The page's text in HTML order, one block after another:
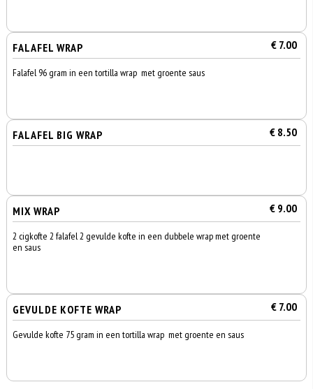
FALAFEL WRAP € 7.00
Falafel 96 gram in een tortilla wrap met groente saus
FALAFEL BIG WRAP € 8.50
MIX WRAP € 9.00
2 cigkofte 2 falafel 2 gevulde kofte in een dubbele wrap met groente
en saus
GEVULDE KOFTE WRAP € 7.00
Gevulde kofte 75 gram in een tortilla wrap met groente en saus